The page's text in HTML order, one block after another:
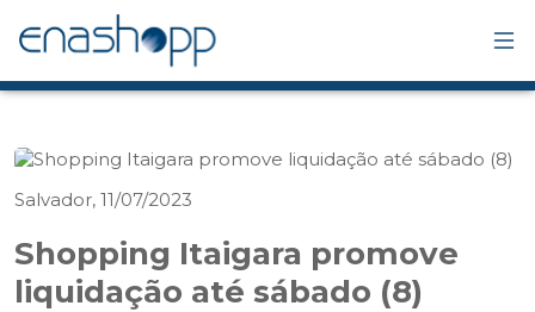
Salvador, 11/07/2023
Shopping Itaigara promove
liquidação até sábado (8)